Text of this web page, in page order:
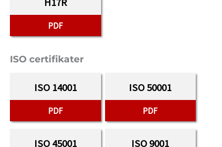
PDF
ISO certifikater
ISO 14001
PDF
ISO 50001
PDF
ISO 45001 ISO 9001